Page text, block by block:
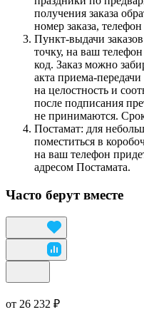
получения заказа
номер заказа,
Пункт-выдачи
точку, на ваш
код. Заказ можно
акта приема-
на целостность и
после подписания
не принимаются.
Постамат: для
поместиться в
на ваш телефон
адресом Постамата.
Часто берут вместе
от 26 232 ₽